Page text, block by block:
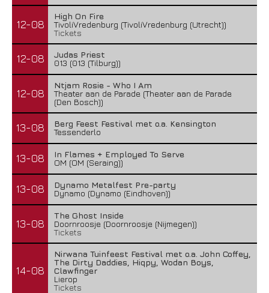
12-08
High On Fire
TivoliVredenburg (TivoliVredenburg (Utrecht))
Tickets
12-08
Judas Priest
013 (013 (Tilburg))
12-08
Ntjam Rosie - Who I Am
Theater aan de Parade (Theater aan de Parade
(Den Bosch))
13-08
Berg Feest Festival met o.a. Kensington
Tessenderlo
13-08
In Flames + Employed To Serve
OM (OM (Seraing))
13-08
Dynamo Metalfest Pre-party
Dynamo (Dynamo (Eindhoven))
13-08
The Ghost Inside
Doornroosje (Doornroosje (Nijmegen))
Tickets
14-08
Nirwana Tuinfeest Festival met o.a. John Coffey,
The Dirty Daddies, Hiqpy, Wodan Boys,
Clawfinger
Lierop
Tickets